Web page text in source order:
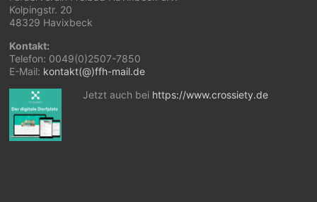
Kolpingstr. 20
48329 Havixbeck
Kontakt:
Telefon: 0049(0)2507-7850
E-Mail: kontakt(@)ffh-mail.de
Jetzt auch bei https://www.crossiety.de